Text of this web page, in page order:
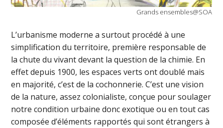
Grands ensembles@SOA
L’urbanisme moderne a surtout procédé à une
simplification du territoire, première responsable de
la chute du vivant devant la question de la chimie. En
effet depuis 1900, les espaces verts ont doublé mais
en majorité, c’est de la cochonnerie. C’est une vision
de la nature, assez colonialiste, conçue pour soulager
notre condition urbaine donc exotique ou en tout cas
composée d’éléments rapportés qui sont étrangers à